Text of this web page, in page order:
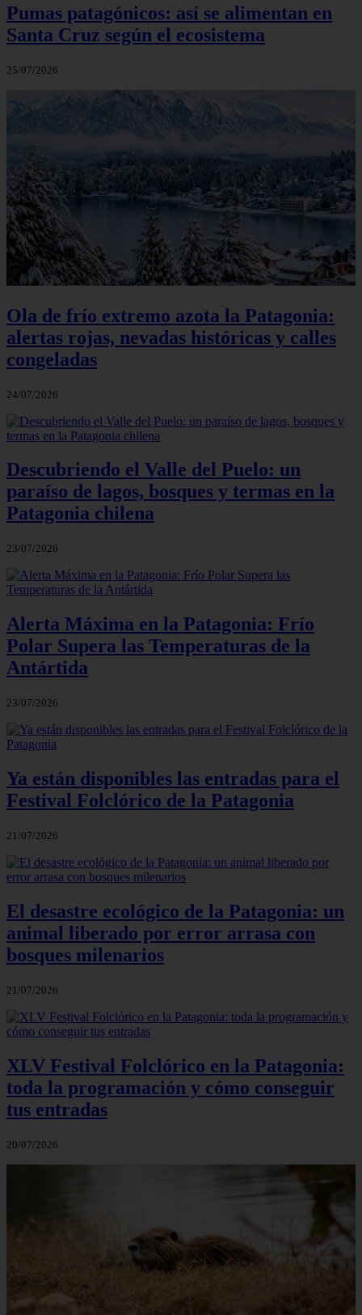
Pumas patagónicos: así se alimentan en
Santa Cruz según el ecosistema
25/07/2026
Ola de frío extremo azota la Patagonia:
alertas rojas, nevadas históricas y calles
congeladas
24/07/2026
Descubriendo el Valle del Puelo: un
paraíso de lagos, bosques y termas en la
Patagonia chilena
23/07/2026
Alerta Máxima en la Patagonia: Frío
Polar Supera las Temperaturas de la
Antártida
23/07/2026
Ya están disponibles las entradas para el
Festival Folclórico de la Patagonia
21/07/2026
El desastre ecológico de la Patagonia: un
animal liberado por error arrasa con
bosques milenarios
21/07/2026
XLV Festival Folclórico en la Patagonia:
toda la programación y cómo conseguir
tus entradas
20/07/2026